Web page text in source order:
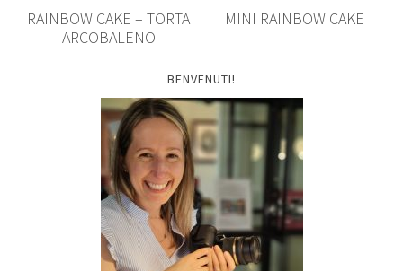
RAINBOW CAKE – TORTA
ARCOBALENO
MINI RAINBOW CAKE
BENVENUTI!